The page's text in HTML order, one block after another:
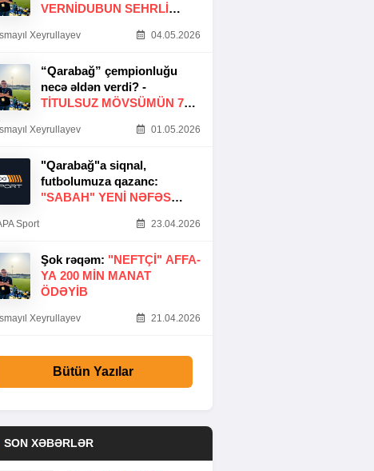
VERNİDUBUN SEHRLİ
İsmayıl Xeyrullayev 04.05.2026
“Qarabağ” çempionluğu
necə əldən verdi? -
TITULSUZ MÖVSÜMÜN 7
İsmayıl Xeyrullayev 01.05.2026
"Qarabağ"a siqnal,
futbolumuza qazanc:
"SABAH" YENI NƏFƏS
Sport 23.04.2026
Şok rəqəm: "NEFTÇI" AFFA-
YA 200 MIN MANAT
ÖDƏYIB
İsmayıl Xeyrullayev 21.04.2026
Bütün Yazılar
SON XƏBƏRLƏR